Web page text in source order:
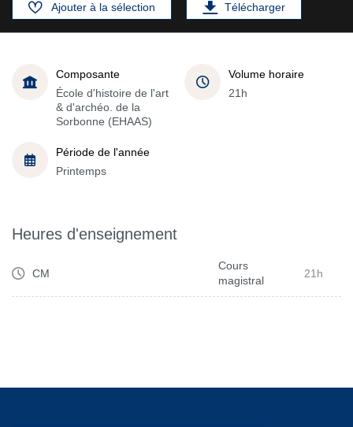
Ajouter à la sélection Télécharger
Composante
École d'histoire de l'art
& d'archéo. de la
Sorbonne (EHAAS)
Volume horaire
21h
Période de l'année
Printemps
Heures d'enseignement
CM
Cours
magistral
21h